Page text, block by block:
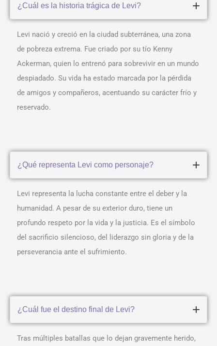
¿Cuál es la historia trágica de Levi?
Levi nació y creció en la ciudad subterránea, una zona
de pobreza extrema. Fue criado por su tío Kenny
Ackerman, quien lo entrenó para sobrevivir en un mundo
despiadado. Su vida ha estado marcada por la pérdida
de amigos y compañeros, acentuando su carácter frío y
reservado.
¿Qué representa Levi como personaje?
Levi representa la lucha constante entre el deber y la
humanidad. A pesar de su exterior duro, tiene un
profundo respeto por la vida y la justicia. Es el símbolo
del sacrificio silencioso, del liderazgo sin gloria y de la
perseverancia ante el sufrimiento.
¿Cuál fue el destino final de Levi?
Tras múltiples batallas que lo dejan gravemente herido,